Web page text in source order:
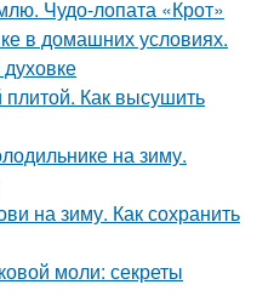
Чудо-лопата «Крот»
в домашних условиях.
Как высушить
на зиму.
на зиму. Как сохранить
моли: секреты